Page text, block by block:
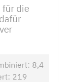
für die
8,4
219